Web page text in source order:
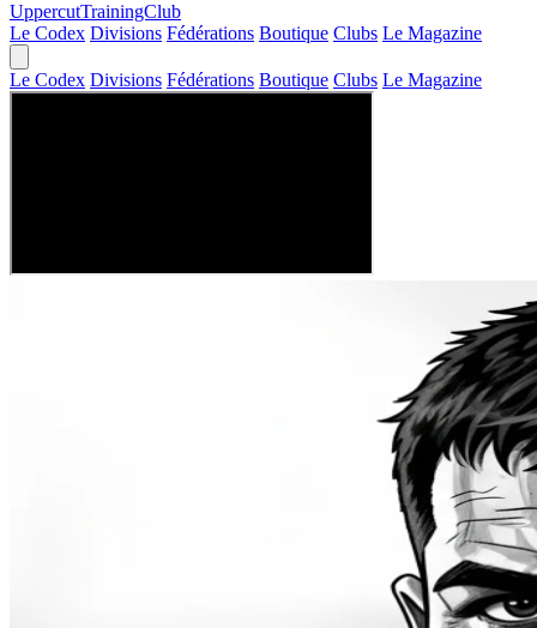
UppercutTrainingClub
Le Codex Divisions Fédérations Boutique Clubs Le Magazine
Le Codex Divisions Fédérations Boutique Clubs Le Magazine